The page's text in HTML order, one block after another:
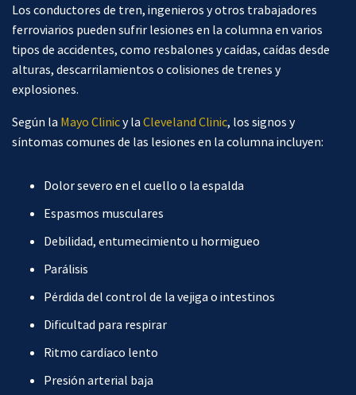
Los conductores de tren, ingenieros y otros trabajadores
ferroviarios pueden sufrir lesiones en la columna en varios
tipos de accidentes, como resbalones y caídas, caídas desde
alturas, descarrilamientos o colisiones de trenes y
explosiones.
Según la Mayo Clinicy la Cleveland Clinic, los signos y
síntomas comunes de las lesiones en la columna incluyen:
Dolor severo en el cuello o la espalda
Espasmos musculares
Debilidad, entumecimiento u hormigueo
Parálisis
Pérdida del control de la vejiga o intestinos
Dificultad para respirar
Ritmo cardíaco lento
Presión arterial baja